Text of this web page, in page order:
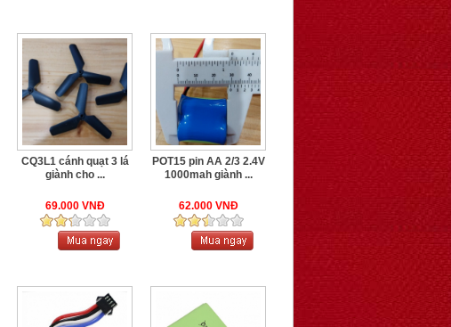
CQ3L1 cánh quạt 3 lá
giành cho ...
69.000 VNĐ
POT15 pin AA 2/3 2.4V
1000mah giành ...
62.000 VNĐ